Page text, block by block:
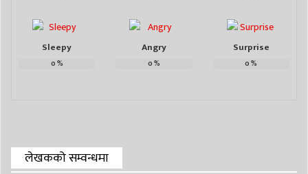
Sleepy
0%
Angry
0%
Surprise
0%
लेखकको सम्वन्धमा